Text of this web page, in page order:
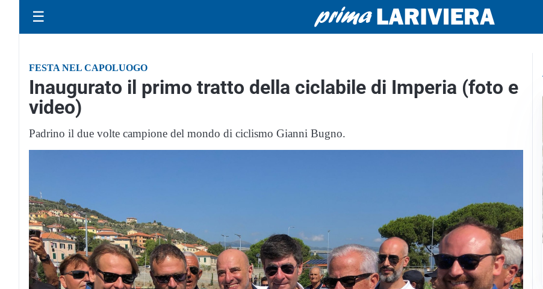
☰
FESTA NEL CAPOLUOGO
Inaugurato il primo tratto della ciclabile di Imperia (foto e
video)
Padrino il due volte campione del mondo di ciclismo Gianni Bugno.